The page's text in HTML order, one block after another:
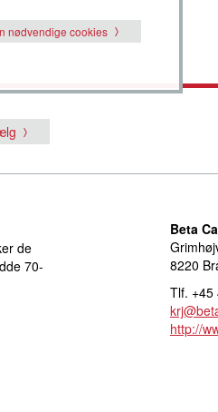
de
70-
Beta
8220
Tlf. +45
http://
nødvendige cookies